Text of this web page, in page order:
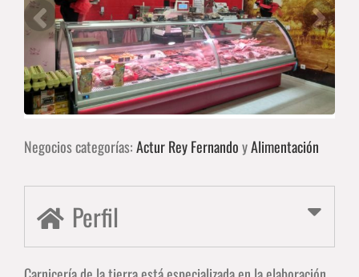
Negocios categorías:Actur Rey FernandoyAlimentación
Perfil